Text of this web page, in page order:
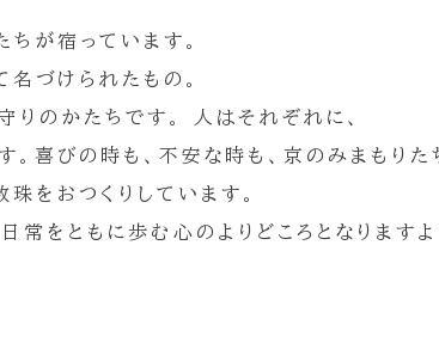
ちが宿っています。
づけられたもの。
のかたちです。 人はそれぞれに、
喜びの時も、不安な時も、京のみまもりた
をおつくりしています。
常をともに歩む心のよりどころとなりますよ